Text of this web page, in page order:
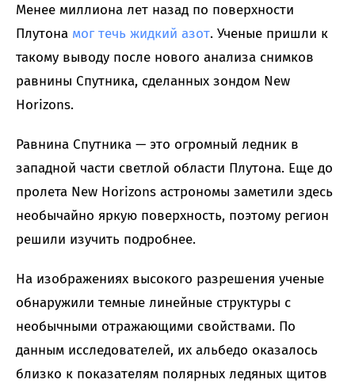
Менее миллиона лет назад по поверхности
Плутона мог течь жидкий азот. Ученые пришли к
такому выводу после нового анализа снимков
равнины Спутника, сделанных зондом New
Horizons.
Равнина Спутника — это огромный ледник в
западной части светлой области Плутона. Еще до
пролета New Horizons астрономы заметили здесь
необычайно яркую поверхность, поэтому регион
решили изучить подробнее.
На изображениях высокого разрешения ученые
обнаружили темные линейные структуры с
необычными отражающими свойствами. По
данным исследователей, их альбедо оказалось
близко к показателям полярных ледяных щитов